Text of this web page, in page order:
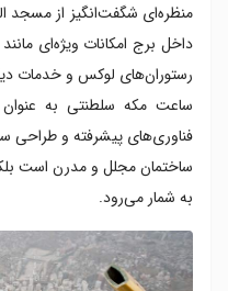
منظره‌ای شگفت‌انگیز از مسجد
داخل برج امکانات ویژه‌ای
رستوران‌های لوکس و خدمات
ساعت مکه سلطنتی به عنوان
فناوری‌های پیشرفته و طراحی
ساختمان مجلل و مدرن است
به شمار می‌رود.